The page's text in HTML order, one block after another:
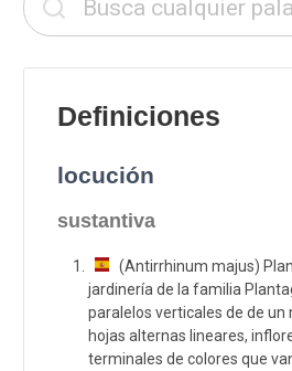
Definiciones
locución
sustantiva
(Antirrhinum majus)
jardinería de la familia
paralelos verticales de de un
hojas alternas lineares,
terminales de colores que